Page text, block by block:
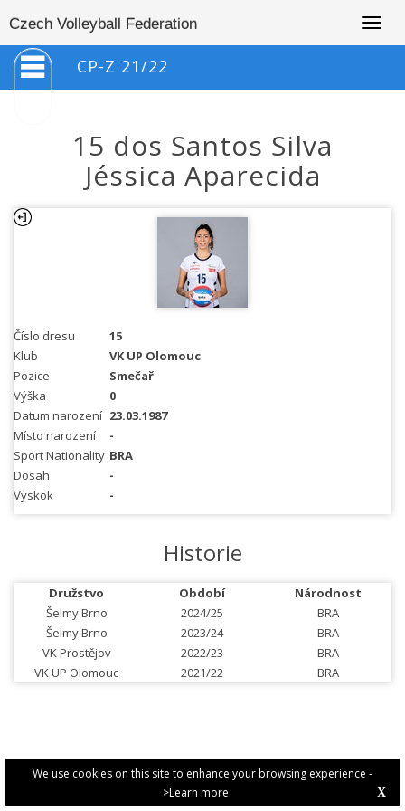
We use cookies on this site to enhance your browsing experience -
>Learn more
X
Czech Volleyball Federation
CP-Z 21/22
15 dos Santos Silva
Jéssica Aparecida
Číslo dresu
15
Klub
VK UP Olomouc
Pozice
Smečař
Výška
0
Datum narození 23.03.1987
Místo narození
-
Sport Nationality BRA
Dosah
-
Výskok
-
Historie
Družstvo Období
Národnost
Šelmy Brno
2024/25
BRA
Šelmy Brno
2023/24
BRA
VK Prostějov
2022/23
BRA
VK UP Olomouc
2021/22 BRA